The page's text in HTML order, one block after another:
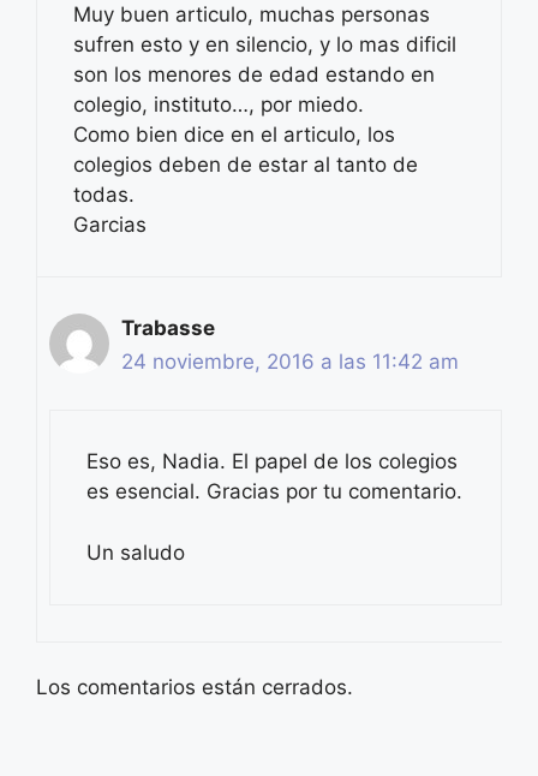
Muy buen articulo, muchas personas
sufren esto y en silencio, y lo mas dificil
son los menores de edad estando en
colegio, instituto…, por miedo.
Como bien dice en el articulo, los
colegios deben de estar al tanto de
todas.
Garcias
Trabasse
24 noviembre, 2016 a las 11:42 am
Eso es, Nadia. El papel de los colegios
es esencial. Gracias por tu comentario.
Un saludo
Los comentarios están cerrados.